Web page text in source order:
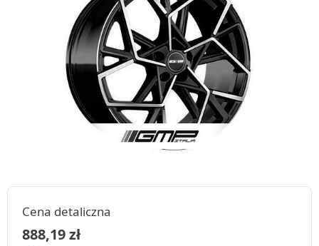
Cena detaliczna
888,19zł